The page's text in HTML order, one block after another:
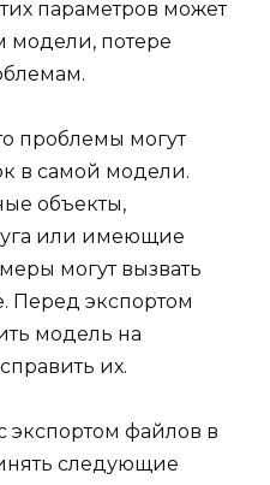
параметров может
модели, потере
проблемы могут
в самой модели.
объекты,
или имеющие
могут вызвать
Перед экспортом
модель на
их.
файлов в
следующие